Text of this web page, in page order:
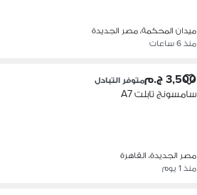
ميدان المحكمة، مصر الجديدة
منذ 6 ساعات
3,500 ج.م متوفر التبادل
سامسونج تابلت A7
مصر الجديدة، القاهرة
منذ 1 يوم